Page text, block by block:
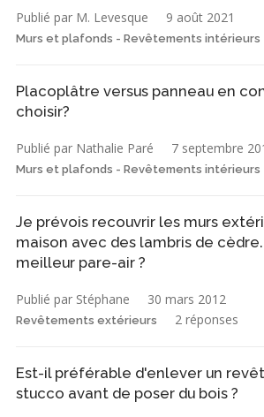
Publié par M. Levesque 9 août 2021
Murs et plafonds - Revêtements intérieurs
Placoplâtre versus panneau en
choisir?
Publié par Nathalie Paré 7 septembre
Murs et plafonds - Revêtements intérieurs
Je prévois recouvrir les murs
maison avec des lambris de
meilleur pare-air ?
Publié par Stéphane 30 mars 2012
Revêtements extérieurs 2 réponses
Est-il préférable d'enlever un
stucco avant de poser du bois ?